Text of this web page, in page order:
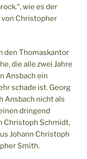
wie es der
Christopher
den Thomaskantor
die alle zwei Jahre
Ansbach ein
schade ist. Georg
Ansbach nicht als
dringend
Christoph Schmidt,
Johann Christoph
Smith.